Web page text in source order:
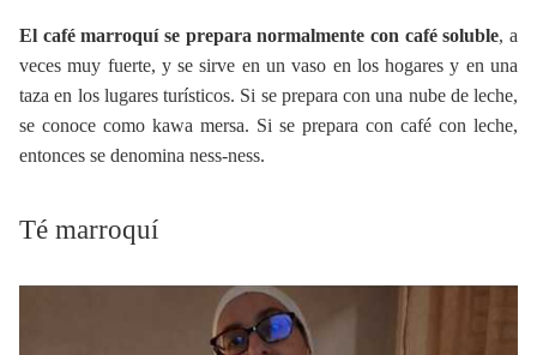
El café marroquí se prepara normalmente con café soluble, a
veces muy fuerte, y se sirve en un vaso en los hogares y en una
taza en los lugares turísticos. Si se prepara con una nube de leche,
se conoce como kawa mersa. Si se prepara con café con leche,
entonces se denomina ness-ness.
Té marroquí